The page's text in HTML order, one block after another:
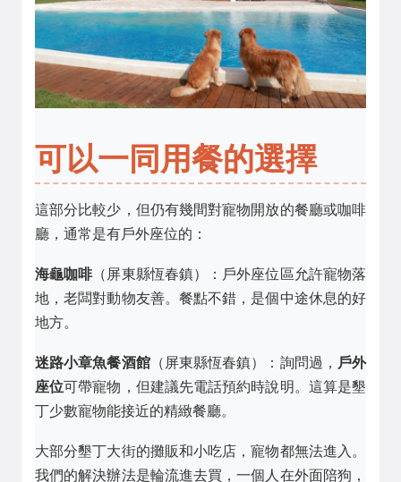
可以一同用餐的選擇
這部分比較少，但仍有幾間對寵物開放的餐廳或咖啡
廳，通常是有戶外座位的：
海龜咖啡（屏東縣恆春鎮）：戶外座位區允許寵物落
地，老闆對動物友善。餐點不錯，是個中途休息的好
地方。
迷路小章魚餐酒館（屏東縣恆春鎮）：詢問過， 戶外
座位可帶寵物，但建議先電話預約時說明。這算是墾
丁少數寵物能接近的精緻餐廳。
大部分墾丁大街的攤販和小吃店，寵物都無法進入。
我們的解決辦法是輪流進去買，一個人在外面陪狗，